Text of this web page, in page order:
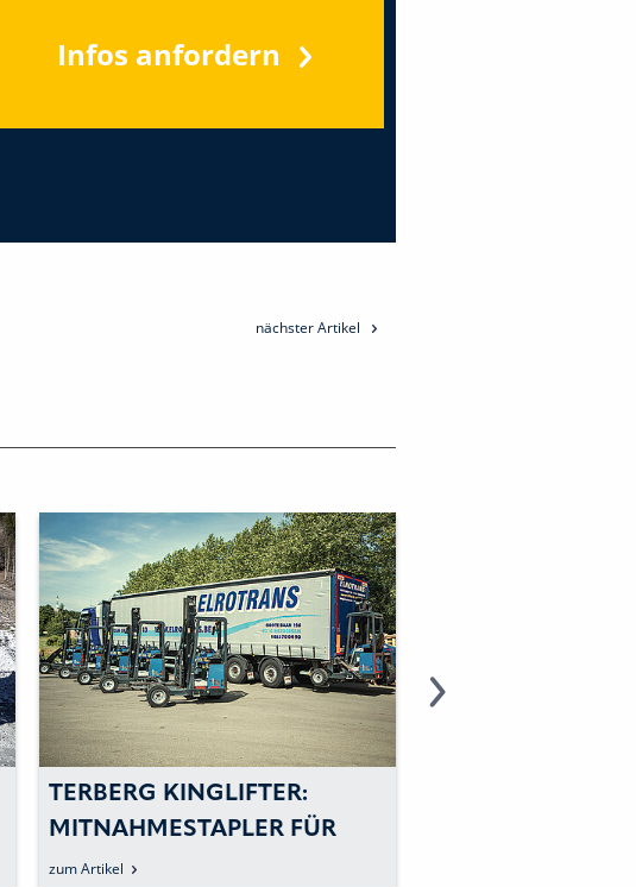
Infos anfordern
nächster Artikel
TERBERG KINGLIFTER:
MITNAHMESTAPLER FÜR
VIELE EINSATZFELDER
zum Artikel